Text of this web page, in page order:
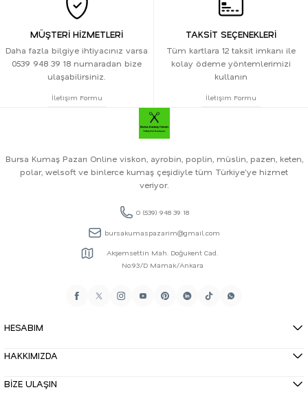
MÜŞTERİ HİZMETLERİ
Daha fazla bilgiye ihtiyacınız varsa
0539 948 39 18 numaradan bize
ulaşabilirsiniz.
İletişim Formu
TAKSİT SEÇENEKLERİ
Tüm kartlara 12 taksit imkanı ile
kolay ödeme yöntemlerimizi
kullanın
İletişim Formu
Bursa Kumaş Pazarı Online viskon, ayrobin, poplin, müslin, pazen, keten,
polar, welsoft ve binlerce kumaş çeşidiyle tüm Türkiye'ye hizmet
veriyor.
0 (539) 948 39 18
bursakumaspazarim@gmail.com
Akşemsettin Mah. Doğukent Cad.
No:93/D Mamak/Ankara
HESABIM
HAKKIMIZDA
BİZE ULAŞIN